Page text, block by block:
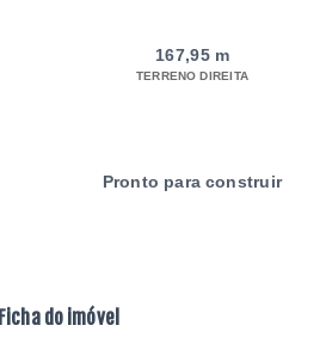
167,95 m
TERRENO DIREITA
Pronto para construir
Ficha do imóvel